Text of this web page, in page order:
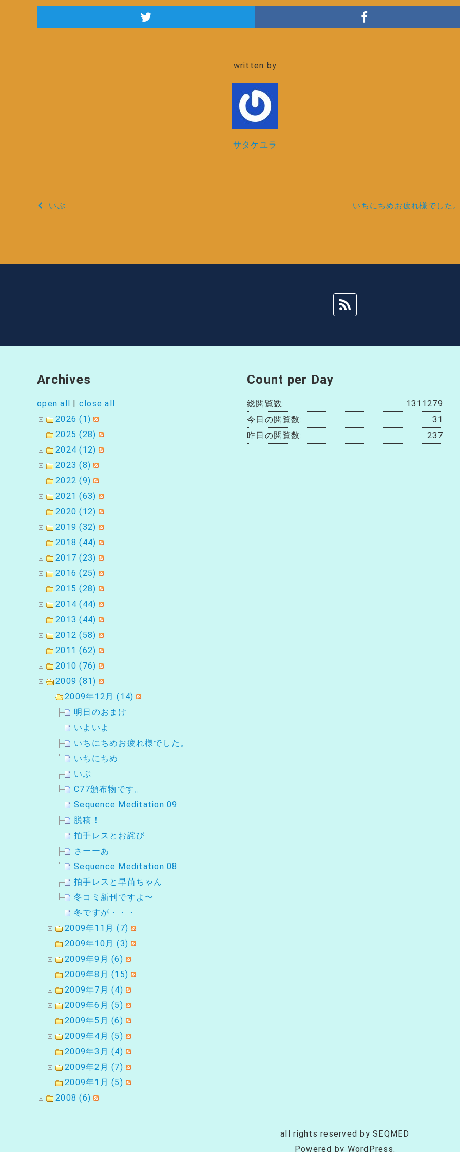
written by
サタケユラ
投
ビ
ョ
ン
いぶ いちにちめお疲れ様でした
Archives
open all
close all
2026 (1)
2025 (28)
2024 (12)
2023 (8)
2022 (9)
2021 (63)
2020 (12)
2019 (32)
2018 (44)
2017 (23)
2016 (25)
2015 (28)
2014 (44)
2013 (44)
2012 (58)
2011 (62)
2010 (76)
2009 (81)
2009年12月 (14)
明日のおまけ
いよいよ
いちにちめお疲れ様でした。
いちにちめ
いぶ
C77頒布物です。
Sequence Meditation 09
脱稿！
拍手レスとお詫び
さーーあ
Sequence Meditation 08
拍手レスと早苗ちゃん
冬コミ新刊ですよ〜
冬ですが・・・
2009年11月 (7)
2009年10月 (3)
2009年9月 (6)
2009年8月 (15)
2009年7月 (4)
2009年6月 (5)
2009年5月 (6)
2009年4月 (5)
2009年3月 (4)
2009年2月 (7)
2009年1月 (5)
2008 (6)
Count per Day
1311279
総閲覧数:
31
今日の閲覧数:
237
昨日の閲覧数:
all rights reserved by SEQMED
Powered by WordPress.